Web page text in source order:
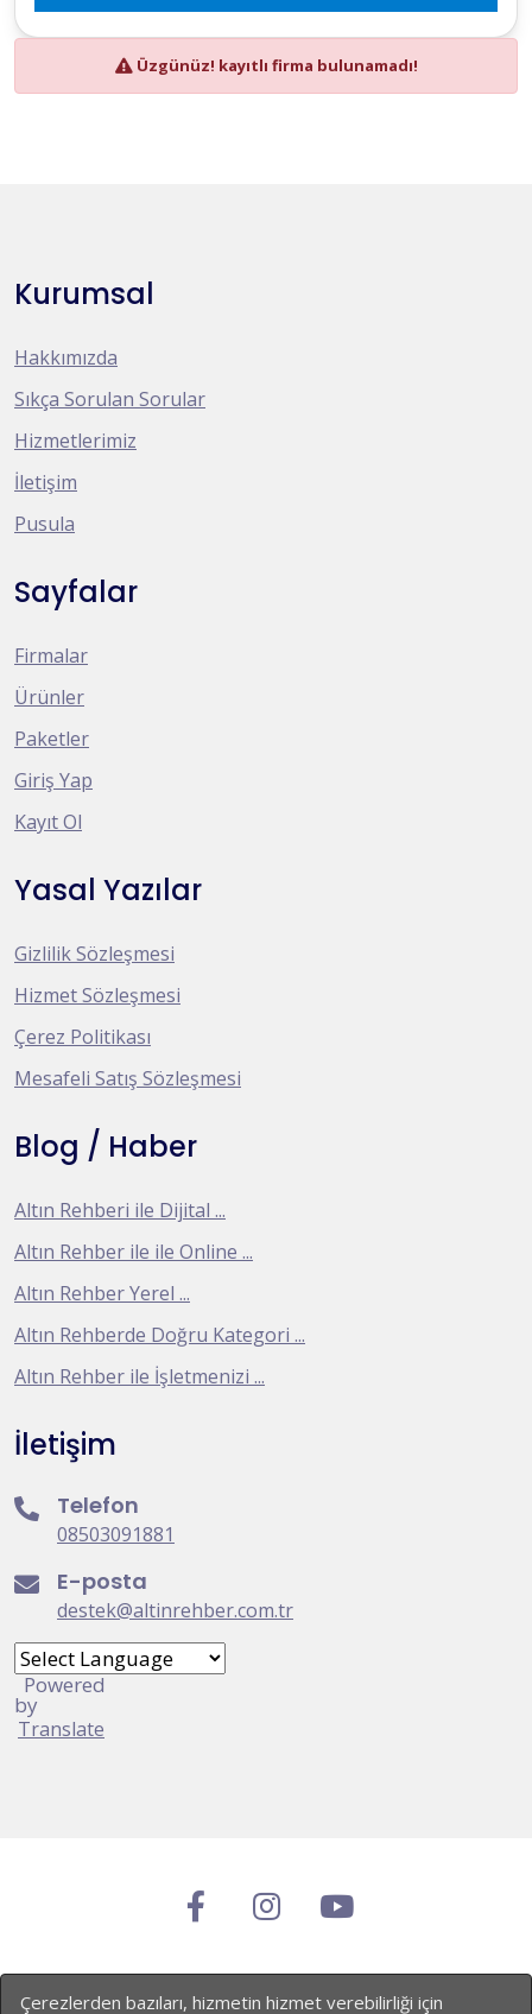
Üzgünüz! kayıtlı firma bulunamadı!
Kurumsal
Hakkımızda
Sıkça Sorulan Sorular
Hizmetlerimiz
İletişim
Pusula
Sayfalar
Firmalar
Ürünler
Paketler
Giriş Yap
Kayıt Ol
Yasal Yazılar
Gizlilik Sözleşmesi
Hizmet Sözleşmesi
Çerez Politikası
Mesafeli Satış Sözleşmesi
Blog / Haber
Altın Rehberi ile Dijital ...
Altın Rehber ile ile Online ...
Altın Rehber Yerel ...
Altın Rehberde Doğru Kategori ...
Altın Rehber ile İşletmenizi ...
İletişim
Telefon
08503091881
E-posta
destek@altinrehber.com.tr
Powered
by
Translate
© 2022-2025. All Rights Reserved By AltınRehber
Çerezlerden bazıları, hizmetin hizmet verebilirliği için